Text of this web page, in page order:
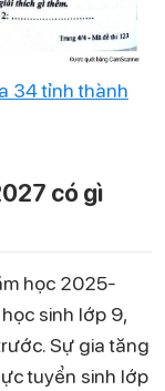
34 tỉnh thành
có gì
học 2025-
sinh lớp 9,
Sự gia tăng
tuyển sinh lớp